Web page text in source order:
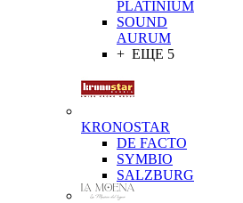
PLATINIUM
SOUND
AURUM
+ ЕЩЕ 5
KRONOSTAR
DE FACTO
SYMBIO
SALZBURG